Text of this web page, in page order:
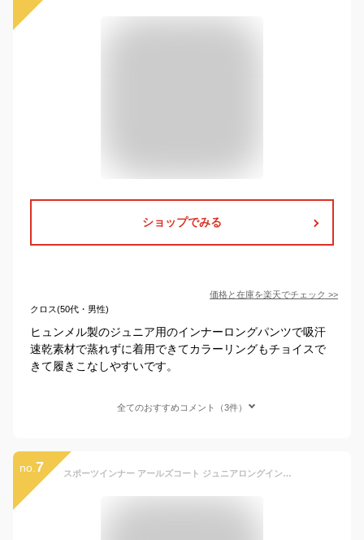
ショップでみる
価格と在庫を楽天でチェック >>
クロス(50代・男性)
ヒュンメル製のジュニア用のインナーロングパンツで吸汗
速乾素材で蒸れずに着用できてカラーリングもチョイスで
きて履きこなしやすいです。
全てのおすすめコメント（3件）
no. 7 スポーツインナー アールズコート ジュニアロングインナースパッツ ECJ-02 12色展開 加圧 コンプレッション チーム対応 吸汗速乾加工 オールスポーツ EARLSCOURT